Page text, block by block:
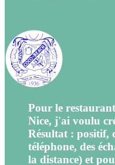
Pour le
Nice, j'ai voulu
Résultat : positif,
téléphone, des
la distance) et